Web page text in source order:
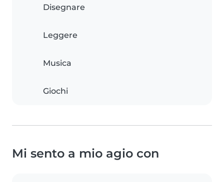
Disegnare
Leggere
Musica
Giochi
Mi sento a mio agio con